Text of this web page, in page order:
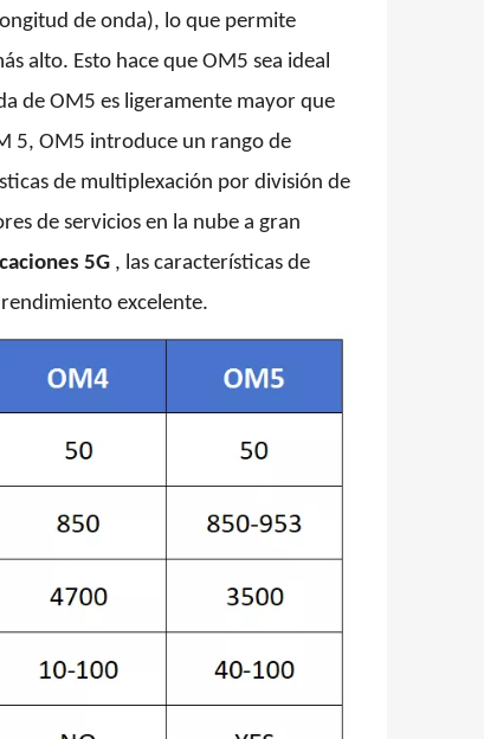
de onda), lo que permite
alto. Esto hace que OM5 sea ideal
de OM5 es ligeramente mayor que
5, OM5 introduce un rango de
de multiplexación por división de
de servicios en la nube a gran
5G , las características de
excelente.